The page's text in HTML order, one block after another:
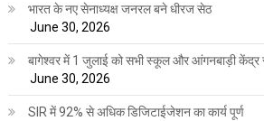
भारत के नए सेनाध्यक्ष जनरल बने धीरज सेठ
June 30, 2026
बागेश्वर में 1 जुलाई को सभी स्कूल और आंगनबाड़ी केंद्र
June 30, 2026
SIR में 92% से अधिक डिजिटाईजेशन का कार्य पूर्ण